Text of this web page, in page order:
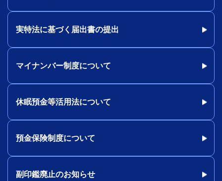
実特法に基づく届出書の提出
マイナンバー制度について
休眠預金等活用法について
預金保険制度について
副印鑑廃止のお知らせ